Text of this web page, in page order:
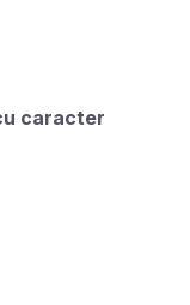
caracter